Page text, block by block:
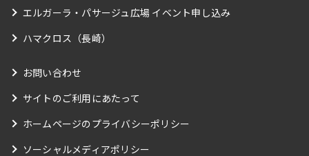
エルガーラ・パサージュ広場 イベント申し込み
ハマクロス（長崎）
お問い合わせ
サイトのご利用にあたって
ホームページのプライバシーポリシー
ソーシャルメディアポリシー